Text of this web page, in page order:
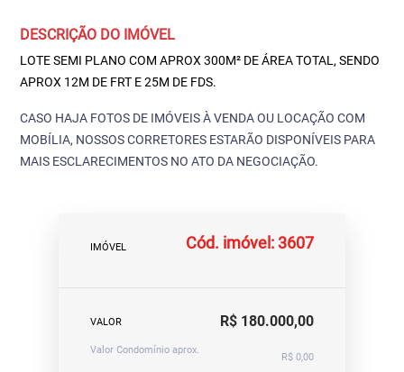
DESCRIÇÃO DO IMÓVEL
LOTE SEMI PLANO COM APROX 300M² DE ÁREA TOTAL, SENDO
APROX 12M DE FRT E 25M DE FDS.
CASO HAJA FOTOS DE IMÓVEIS À VENDA OU LOCAÇÃO COM
MOBÍLIA, NOSSOS CORRETORES ESTARÃO DISPONÍVEIS PARA
MAIS ESCLARECIMENTOS NO ATO DA NEGOCIAÇÃO.
IMÓVEL Cód. imóvel: 3607
VALOR R$ 180.000,00
Valor Condomínio aprox.
R$ 0,00